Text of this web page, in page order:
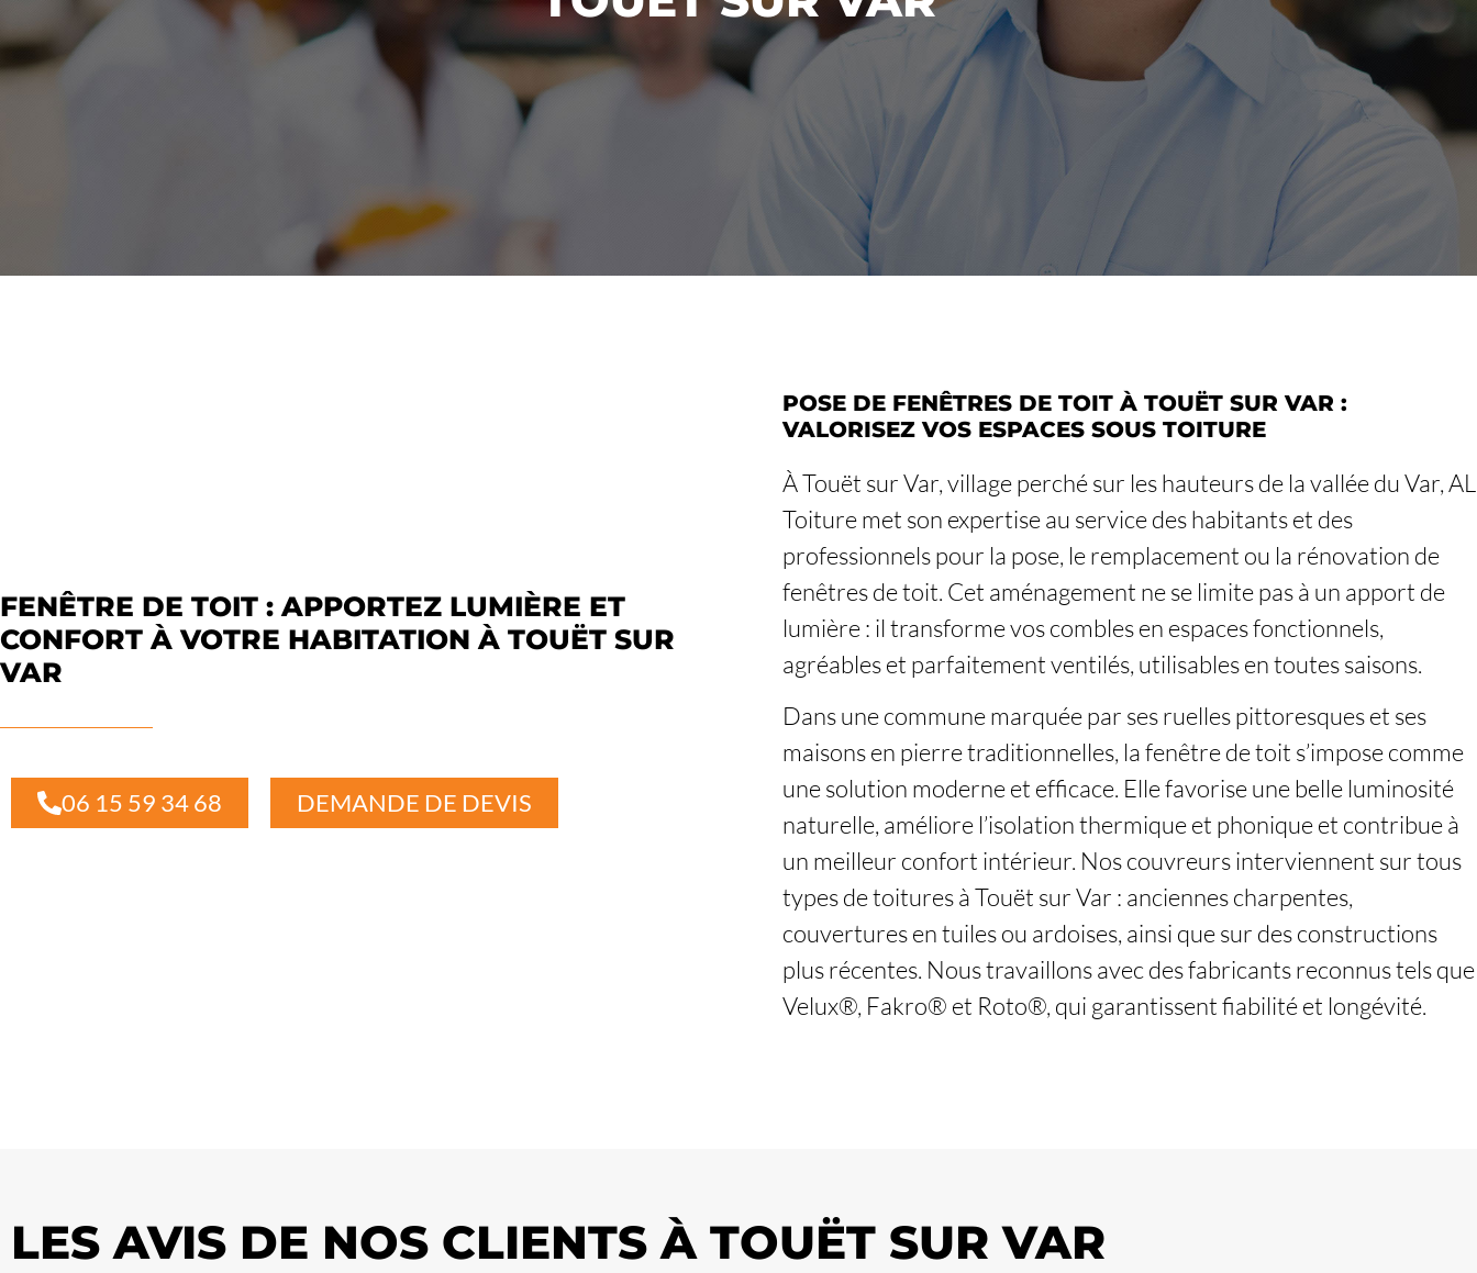
FENÊTRE DE TOIT : APPORTEZ LUMIÈRE ET
CONFORT À VOTRE HABITATION À TOUËT SUR
VAR
06 15 59 34 68 DEMANDE DE DEVIS
POSE DE FENÊTRES DE TOIT À TOUËT SUR VAR :
VALORISEZ VOS ESPACES SOUS TOITURE
À Touët sur Var, village perché sur les hauteurs de la vallée du Var, AL
Toiture met son expertise au service des habitants et des
professionnels pour la pose, le remplacement ou la rénovation de
fenêtres de toit. Cet aménagement ne se limite pas à un apport de
lumière : il transforme vos combles en espaces fonctionnels,
agréables et parfaitement ventilés, utilisables en toutes saisons.
Dans une commune marquée par ses ruelles pittoresques et ses
maisons en pierre traditionnelles, la fenêtre de toit s’impose comme
une solution moderne et efficace. Elle favorise une belle luminosité
naturelle, améliore l’isolation thermique et phonique et contribue à
un meilleur confort intérieur. Nos couvreurs interviennent sur tous
types de toitures à Touët sur Var : anciennes charpentes,
couvertures en tuiles ou ardoises, ainsi que sur des constructions
plus récentes. Nous travaillons avec des fabricants reconnus tels que
Velux®, Fakro® et Roto®, qui garantissent fiabilité et longévité.
LES AVIS DE NOS CLIENTS À TOUËT SUR VAR